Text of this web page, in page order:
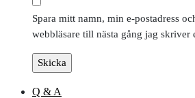
Spara mitt namn, min e-postadress
webbläsare till nästa gång jag skriver
Q & A